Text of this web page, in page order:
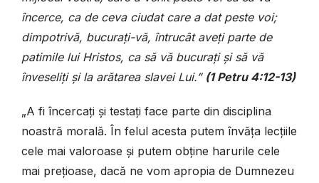
încerce, ca de ceva ciudat care a dat peste voi;
dimpotrivă, bucurați-vă, întrucât aveți parte de
patimile lui Hristos, ca să vă bucurați și să vă
înveseliți și la arătarea slavei Lui.” (1 Petru 4:12-13)
„A fi încercați și testați face parte din disciplina
noastră morală. În felul acesta putem învăța lecțiile
cele mai valoroase și putem obține harurile cele
mai prețioase, dacă ne vom apropia de Dumnezeu